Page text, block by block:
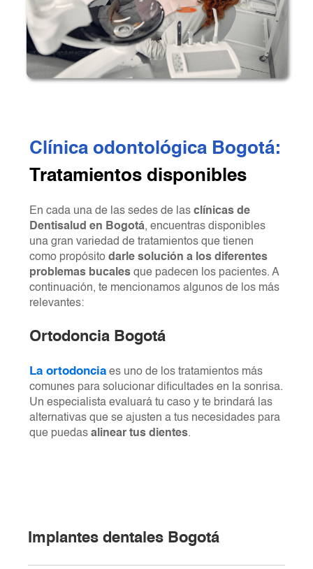
Clínica odontológica Bogotá:
Tratamientos disponibles
En cada una de las sedes de lasclínicas de
Dentisalud en Bogotá, encuentras disponibles
una gran variedad de tratamientos que tienen
como propósitodarle solución a los diferentes
problemas bucales que padecen los pacientes. A
continuación, te mencionamos algunos de los más
relevantes:
Ortodoncia Bogotá
La ortodoncia es uno de los tratamientos más
comunes para solucionar dificultades en la sonrisa.
Un especialista evaluará tu caso y te brindará las
alternativas que se ajusten a tus necesidades para
que puedasalinear tus dientes.
Implantes dentales Bogotá